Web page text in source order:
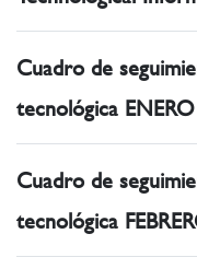
Cuadro de
tecnológica
Cuadro de
tecnológica